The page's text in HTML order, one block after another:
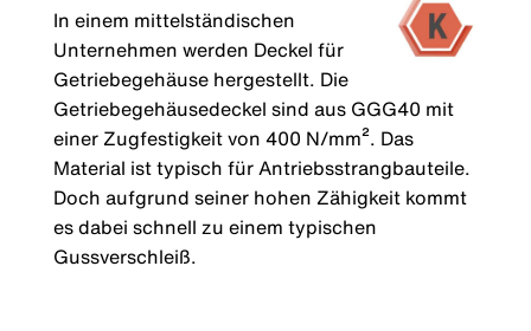
In einem mittelständischen
Unternehmen werden Deckel für
Getriebegehäuse hergestellt. Die
Getriebegehäusedeckel sind aus GGG40 mit
einer Zugfestigkeit von 400 N/mm². Das
Material ist typisch für Antriebsstrangbauteile.
Doch aufgrund seiner hohen Zähigkeit kommt
es dabei schnell zu einem typischen
Gussverschleiß.